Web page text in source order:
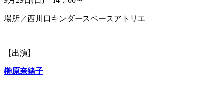
場所／西川口キンダースペースアトリエ
【出演】
榊原奈緒子